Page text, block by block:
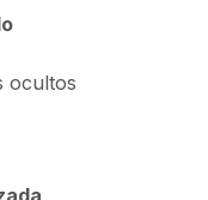
ocultos